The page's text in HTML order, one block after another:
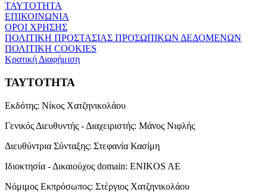
ΤΑΥΤΟΤΗΤΑ
ΕΠΙΚΟΙΝΩΝΙΑ
ΟΡΟΙ ΧΡΗΣΗΣ
ΠΟΛΙΤΙΚΗ ΠΡΟΣΤΑΣΙΑΣ ΠΡΟΣΩΠΙΚΩΝ ΔΕΔΟΜΕΝΩΝ
ΠΟΛΙΤΙΚΗ COOKIES
Κρατική Διαφήμιση
ΤΑΥΤΟΤΗΤΑ
Εκδότης: Νίκος Χατζηνικολάου
Γενικός Διευθυντής - Διαχειριστής: Μάνος Νιφλής
Διευθύντρια Σύνταξης: Στεφανία Κασίμη
Ιδιοκτησία - Δικαιούχος domain: ENIKOS AE
Νόμιμος Εκπρόσωπος: Στέργιος Χατζηνικολάου